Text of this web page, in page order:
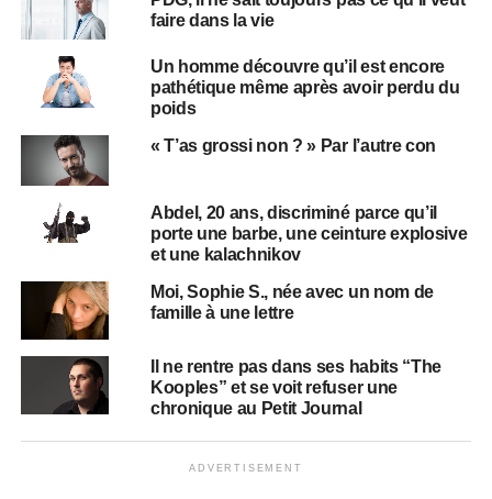
faire dans la vie
Un homme découvre qu’il est encore
pathétique même après avoir perdu du
poids
« T’as grossi non ? » Par l’autre con
Abdel, 20 ans, discriminé parce qu’il
porte une barbe, une ceinture explosive
et une kalachnikov
Moi, Sophie S., née avec un nom de
famille à une lettre
Il ne rentre pas dans ses habits “The
Kooples” et se voit refuser une
chronique au Petit Journal
ADVERTISEMENT